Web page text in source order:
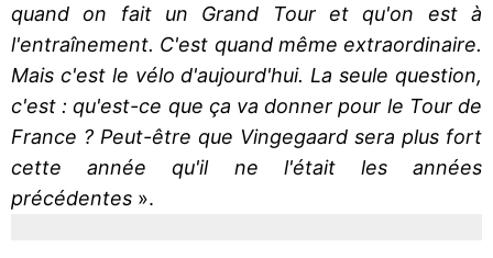
quand on fait un Grand Tour et qu'on est à
l'entraînement. C'est quand même extraordinaire.
Mais c'est le vélo d'aujourd'hui. La seule question,
c'est : qu'est-ce que ça va donner pour le Tour de
France ? Peut-être que Vingegaard sera plus fort
cette année qu'il ne l'était les années
précédentes ».